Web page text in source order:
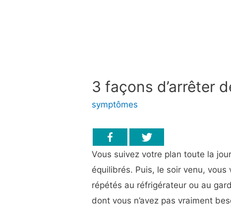
3 façons d’arrêter
symptômes
Vous suivez votre plan toute la
équilibrés. Puis, le soir venu,
répétés au réfrigérateur ou au
dont vous n’avez pas vraiment